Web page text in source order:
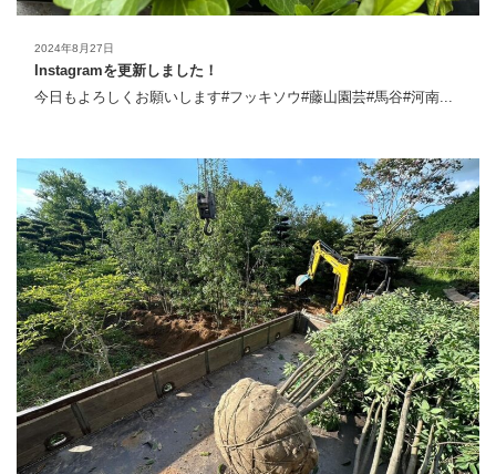
2024年8月27日
Instagramを更新しました！
今日もよろしくお願いします#フッキソウ#藤山園芸#馬谷#河南...